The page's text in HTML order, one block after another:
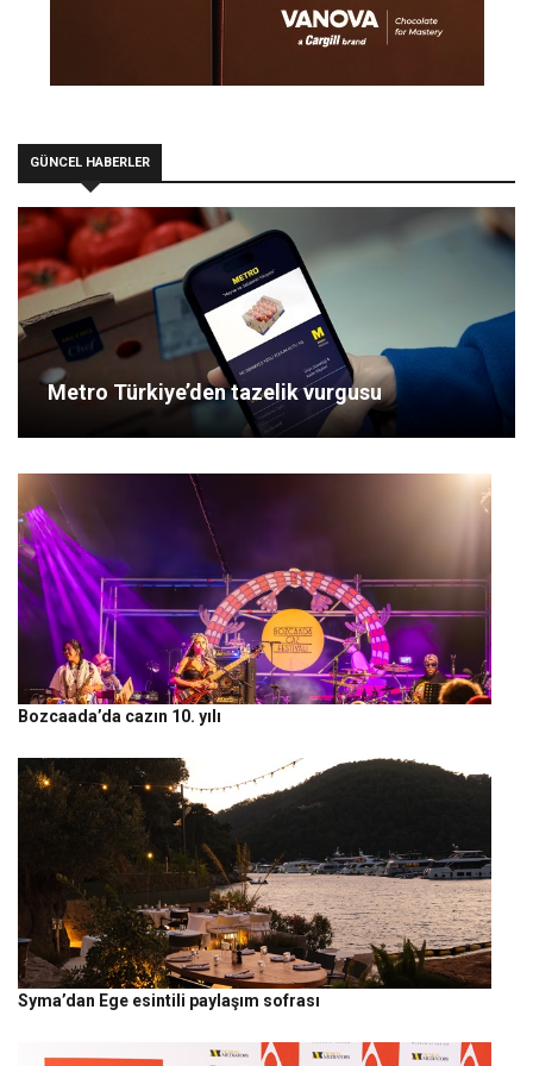
GÜNCEL HABERLER
Metro Türkiye’den tazelik vurgusu
Bozcaada’da cazın 10. yılı
Syma’dan Ege esintili paylaşım sofrası